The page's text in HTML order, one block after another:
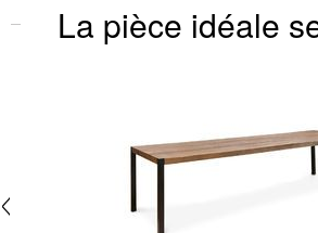
La pièce idéale